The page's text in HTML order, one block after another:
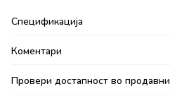
Спецификација
Коментари
Провери достапност во